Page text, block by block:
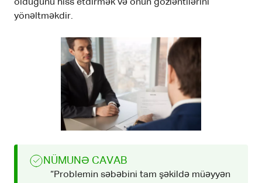
olduğunu hiss etdirmək və onun gözləntilərini
yönəltməkdir.
NÜMUNƏ CAVAB
“Problemin səbəbini tam şəkildə müəyyən